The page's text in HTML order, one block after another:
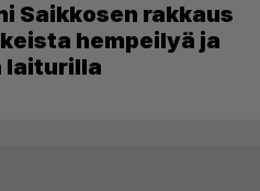
Saikkosen rakkaus
hempeilyä ja
laiturilla